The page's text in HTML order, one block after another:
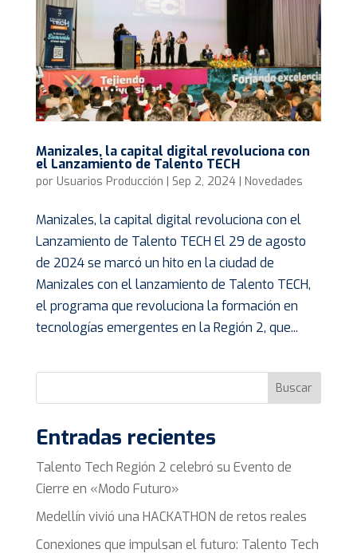
Manizales, la capital digital revoluciona con
el Lanzamiento de Talento TECH
por Usuarios Producción | Sep 2, 2024| Novedades
Manizales, la capital digital revoluciona con el
Lanzamiento de Talento TECH El 29 de agosto
de 2024 se marcó un hito en la ciudad de
Manizales con el lanzamiento de Talento TECH,
el programa que revoluciona la formación en
tecnologías emergentes en la Región 2, que...
Buscar
Entradas recientes
Talento Tech Región 2 celebró su Evento de
Cierre en «Modo Futuro»
Medellín vivió una HACKATHON de retos reales
Conexiones que impulsan el futuro: Talento Tech